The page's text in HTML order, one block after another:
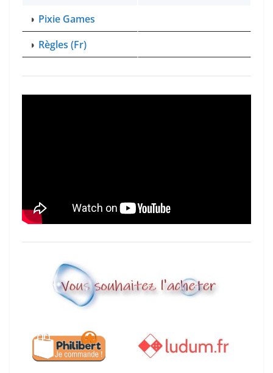
◗ Pixie Games
◗ Règles (Fr)